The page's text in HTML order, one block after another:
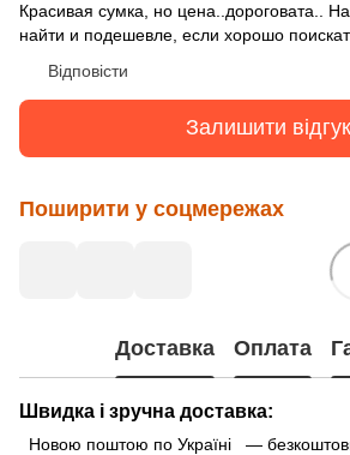
Красивая сумка, но цена..дороговата..
найти и подешевле, если хорошо
Відповісти
Залишити відгук
Поширити у соцмережах
Доставка Оплата
Швидка і зручна доставка:
Новою поштою по Україні —